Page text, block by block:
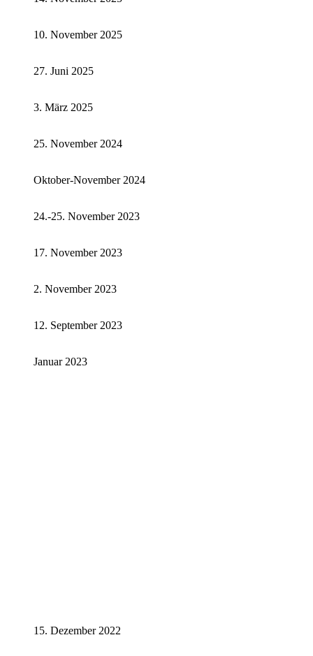
10. November 2025
27. Juni 2025
3. März 2025
25. November 2024
Oktober-November 2024
24.-25. November 2023
17. November 2023
2. November 2023
12. September 2023
Januar 2023
15. Dezember 2022